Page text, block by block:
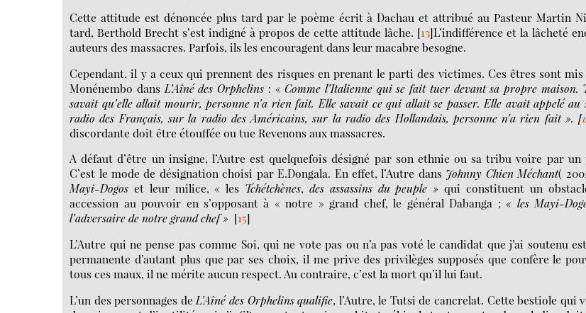
Cette attitude est dénoncée plus tard par le poème écrit à Dachau et attribué au Pasteur Martin
tard, Berthold Brecht s’est indigné à propos de cette attitude lâche. [13]L’indifférence et la lâcheté
auteurs des massacres. Parfois, ils les encouragent dans leur macabre besogne.
Cependant, il y a ceux qui prennent des risques en prenant le parti des victimes. Ces êtres sont mis
Monénembo dans L’Aîné des Orphelins : «Comme l’Italienne qui se fait tuer devant sa propre maison.
savait qu’elle allait mourir, personne n’a rien fait. Elle savait ce qui allait se passer. Elle avait appelé au
radio des Français, sur la radio des Américains, sur la radio des Hollandais, personne n’a rien fait ». [
discordante doit être étouffée ou tue Revenons aux massacres.
A défaut d’être un insigne, l’Autre est quelquefois désigné par son ethnie ou sa tribu voire par un
C’est le mode de désignation choisi par E.Dongala. En effet, l’Autre dans Johnny Chien Méchant(
Mayi-Dogos et leur milice, « les Tchétchènes, des assassins du peuple » qui constituent un
accession au pouvoir en s’opposant à « notre » grand chef, le général Dabanga ;« les Mayi-
l’adversaire de notre grand chef » [15]
L’Autre qui ne pense pas comme Soi, qui ne vote pas ou n’a pas voté le candidat que j’ai soutenu
permanente d’autant plus que par ses choix, il me prive des privilèges supposés que confère le
tous ces maux, il ne mérite aucun respect. Au contraire, c’est la mort qu’il lui faut.
L’un des personnages de L’Aîné des Orphelins qualifie, l’Autre, le Tutsi de cancrelat. Cette bestiole qui